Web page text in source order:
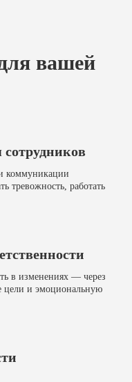
вашей
коммуникации
тревожность, работать
в изменениях — через
цели и эмоциональную